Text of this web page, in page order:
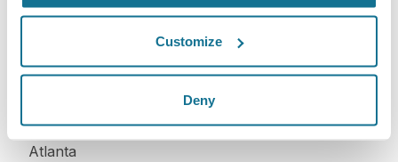
Customize
Deny
14/01/2011 - 16/01/2011
Intercontinental Hotel 3315 Peachtree Road, NE
Atlanta